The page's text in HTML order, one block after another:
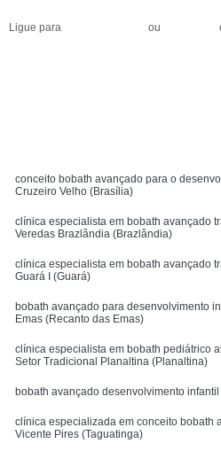
Ligue para ou
conceito bobath avançado para o
Cruzeiro Velho (Brasília)
clínica especialista em bobath avançado
Veredas Brazlândia (Brazlândia)
clínica especialista em bobath avançado
Guará I (Guará)
bobath avançado para desenvolvimento
Emas (Recanto das Emas)
clínica especialista em bobath pediátrico
Setor Tradicional Planaltina (Planaltina)
bobath avançado desenvolvimento
clínica especializada em conceito bobath
Vicente Pires (Taguatinga)